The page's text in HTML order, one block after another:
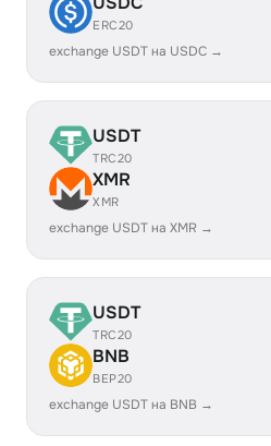
ERC20
exchange USDT на USDC →
USDT
TRC20
XMR
XMR
exchange USDT на XMR →
USDT
TRC20
BNB
BEP20
exchange USDT на BNB →